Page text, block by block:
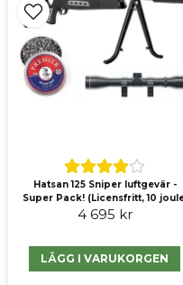
Ja, ni får
Hatsan 125 Sniper luftgevär -
Super Pack! (Licensfritt, 10
4 695 kr
LÄGG I VARUKORGEN